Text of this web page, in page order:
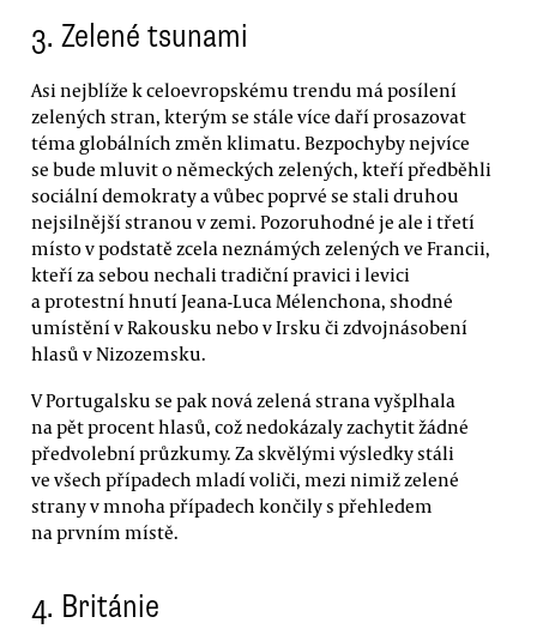
3. Zelené tsunami
Asi nejblíže k celoevropskému trendu má posílení
zelených stran, kterým se stále více daří prosazovat
téma globálních změn klimatu. Bezpochyby nejvíce
se bude mluvit o německých zelených, kteří předběhli
sociální demokraty a vůbec poprvé se stali druhou
nejsilnější stranou v zemi. Pozoruhodné je ale i třetí
místo v podstatě zcela neznámých zelených ve Francii,
kteří za sebou nechali tradiční pravici i levici
a protestní hnutí Jeana-Luca Mélenchona, shodné
umístění v Rakousku nebo v Irsku či zdvojnásobení
hlasů v Nizozemsku.
V Portugalsku se pak nová zelená strana vyšplhala
na pět procent hlasů, což nedokázaly zachytit žádné
předvolební průzkumy. Za skvělými výsledky stáli
ve všech případech mladí voliči, mezi nimiž zelené
strany v mnoha případech končily s přehledem
na prvním místě.
4. Británie